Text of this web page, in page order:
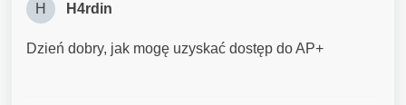
H H4rdin
Dzień dobry, jak mogę uzyskać dostęp do AP+